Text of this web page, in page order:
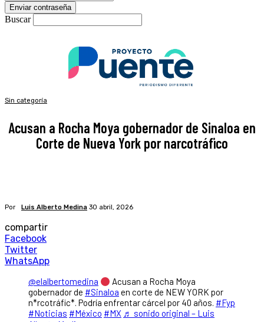
Buscar
Sin categoría
Acusan a Rocha Moya gobernador de Sinaloa en
Corte de Nueva York por narcotráfico
Por Luis Alberto Medina 30 abril, 2026
compartir
Facebook
Twitter
WhatsApp
@elalbertomedina
Acusan a Rocha Moya
gobernador de #Sinaloa en corte de NEW YORK por
n*rcotráfic*. Podría enfrentar cárcel por 40 años. #Fyp
#Noticias #México #MX ♬ sonido original – Luis